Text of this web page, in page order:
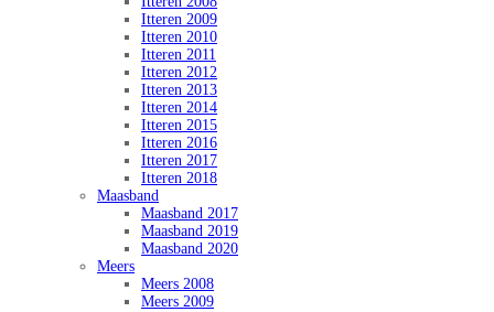
Itteren 2009
Itteren 2010
Itteren 2011
Itteren 2012
Itteren 2013
Itteren 2014
Itteren 2015
Itteren 2016
Itteren 2017
Itteren 2018
Maasband
Maasband 2017
Maasband 2019
Maasband 2020
Meers
Meers 2008
Meers 2009